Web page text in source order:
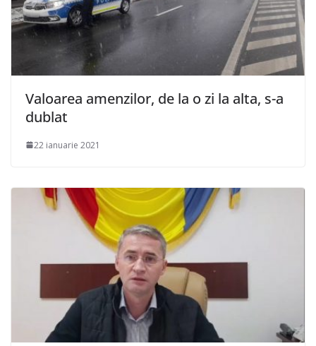
Valoarea amenzilor, de la o zi la alta, s-a
dublat
22 ianuarie 2021